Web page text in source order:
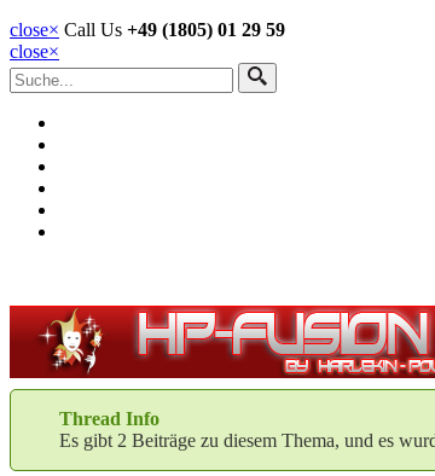
close× Call Us +49 (1805) 01 29 59
close×
Thread Info
Es gibt 2 Beiträge zu diesem Thema, und es